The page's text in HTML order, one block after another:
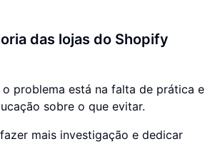
das lojas do Shopify
o problema está na falta de prática e
sobre o que evitar.
mais investigação e dedicar